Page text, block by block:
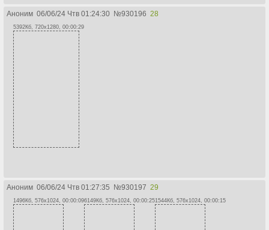
Аноним 06/06/24 Чтв 01:24:30 №930196 28
5392Кб, 720x1280, 00:00:29
Аноним 06/06/24 Чтв 01:27:35 №930197 29
1496Кб, 576x1024, 00:00:096149Кб, 576x1024, 00:00:251544Кб, 576x1024, 00:00:15